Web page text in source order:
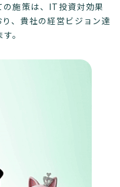
施策は、IT投資対効果
、貴社の経営ビジョン達
。